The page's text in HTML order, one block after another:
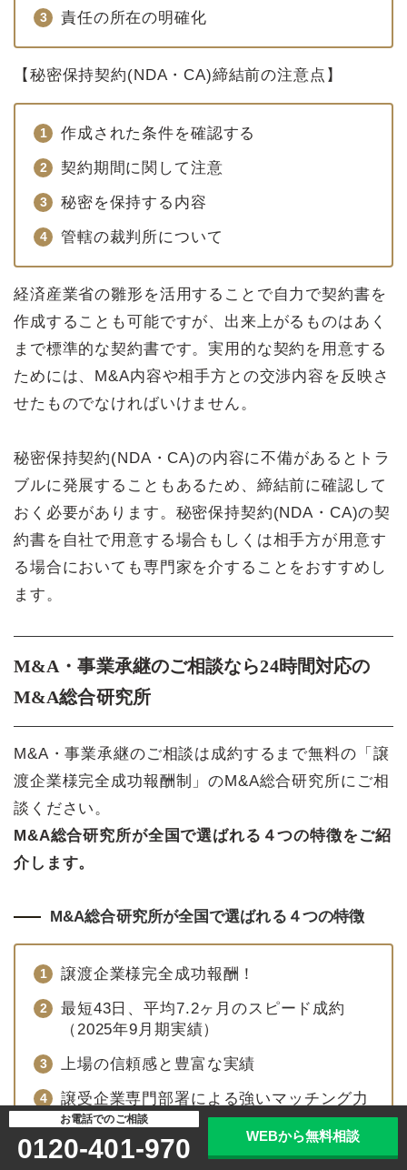
責任の所在の明確化
【秘密保持契約(NDA・CA)締結前の注意点】
作成された条件を確認する
契約期間に関して注意
秘密を保持する内容
管轄の裁判所について
経済産業省の雛形を活用することで自力で契約書を
作成することも可能ですが、出来上がるものはあく
まで標準的な契約書です。実用的な契約を用意する
ためには、M&A内容や相手方との交渉内容を反映さ
せたものでなければいけません。
秘密保持契約(NDA・CA)の内容に不備があるとトラ
ブルに発展することもあるため、締結前に確認して
おく必要があります。秘密保持契約(NDA・CA)の契
約書を自社で用意する場合もしくは相手方が用意す
る場合においても専門家を介することをおすすめし
ます。
M&A・事業承継のご相談なら24時間対応の
M&A総合研究所
M&A・事業承継のご相談は成約するまで無料の「譲
渡企業様完全成功報酬制」のM&A総合研究所にご相
談ください。
M&A総合研究所が全国で選ばれる４つの特徴をご紹
介します。
M&A総合研究所が全国で選ばれる４つの特徴
譲渡企業様完全成功報酬！
最短43日、平均7.2ヶ月のスピード成約
（2025年9月期実績）
上場の信頼感と豊富な実績
譲受企業専門部署による強いマッチング力
>>M&A総合研究所の強みの詳細はこちら
お電話でのご相談
0120-401-970 WEBから無料相談